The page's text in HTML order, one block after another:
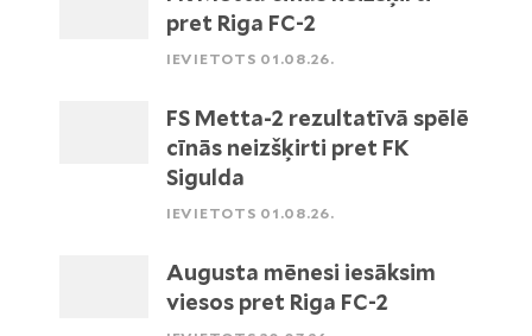
pret Riga FC-2
IEVIETOTS 01.08.26.
FS Metta-2 rezultatīvā spēlē
cīnās neizšķirti pret FK
Sigulda
IEVIETOTS 01.08.26.
Augusta mēnesi iesāksim
viesos pret Riga FC-2